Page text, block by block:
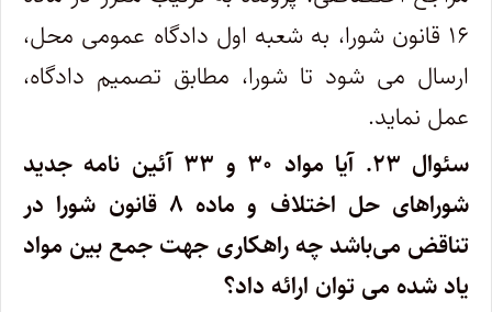
۱۶ قانون شورا، به شعبه اول دادگاه عمومی محل،
ارسال می شود تا شورا، مطابق تصمیم دادگاه،
عمل نماید.
سئوال ۲۳.
آیا مواد ۳۰ و ۳۳ آئین نامه جدید
شوراهای حل اختلاف و ماده ۸ قانون شورا در
تناقض می‌باشد چه راهکاری جهت جمع بین مواد
یاد شده می توان ارائه داد؟